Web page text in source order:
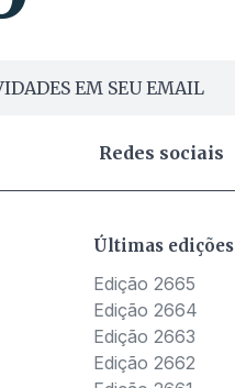
EM SEU EMAIL
Redes sociais
Últimas edições
Edição 2665
Edição 2664
Edição 2663
Edição 2662